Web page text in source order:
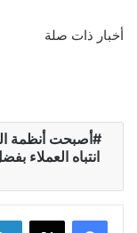
أخبار ذات صلة
أصبحت أنظمة
انتباه العملاء